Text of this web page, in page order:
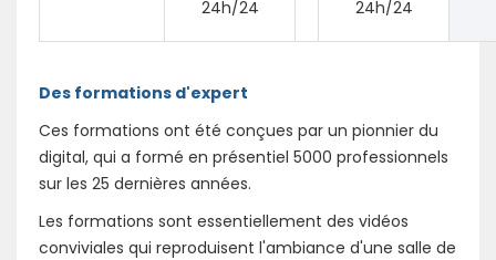
24h/24
24h/24
Des formations d'expert
Ces formations ont été conçues par un pionnier du
digital, qui a formé en présentiel 5000 professionnels
sur les 25 dernières années.
Les formations sont essentiellement des vidéos
conviviales qui reproduisent l'ambiance d'une salle de